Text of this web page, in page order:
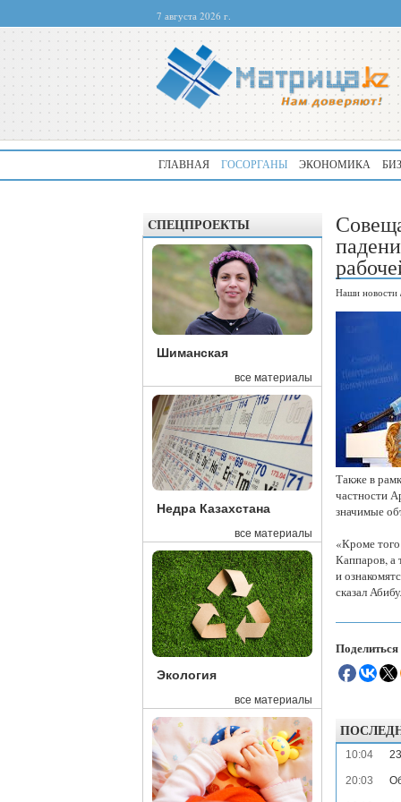
7 августа 2026 г.
ГЛАВНАЯ ГОСОРГАНЫ ЭКОНОМИКА
CПЕЦПРОЕКТЫ
Шиманская
все материалы
Недра Казахстана
все материалы
Экология
все материалы
Наши новости
Также в
частности
значимые
«Кроме
Каппаров, а
и
сказал
10:04
20:03